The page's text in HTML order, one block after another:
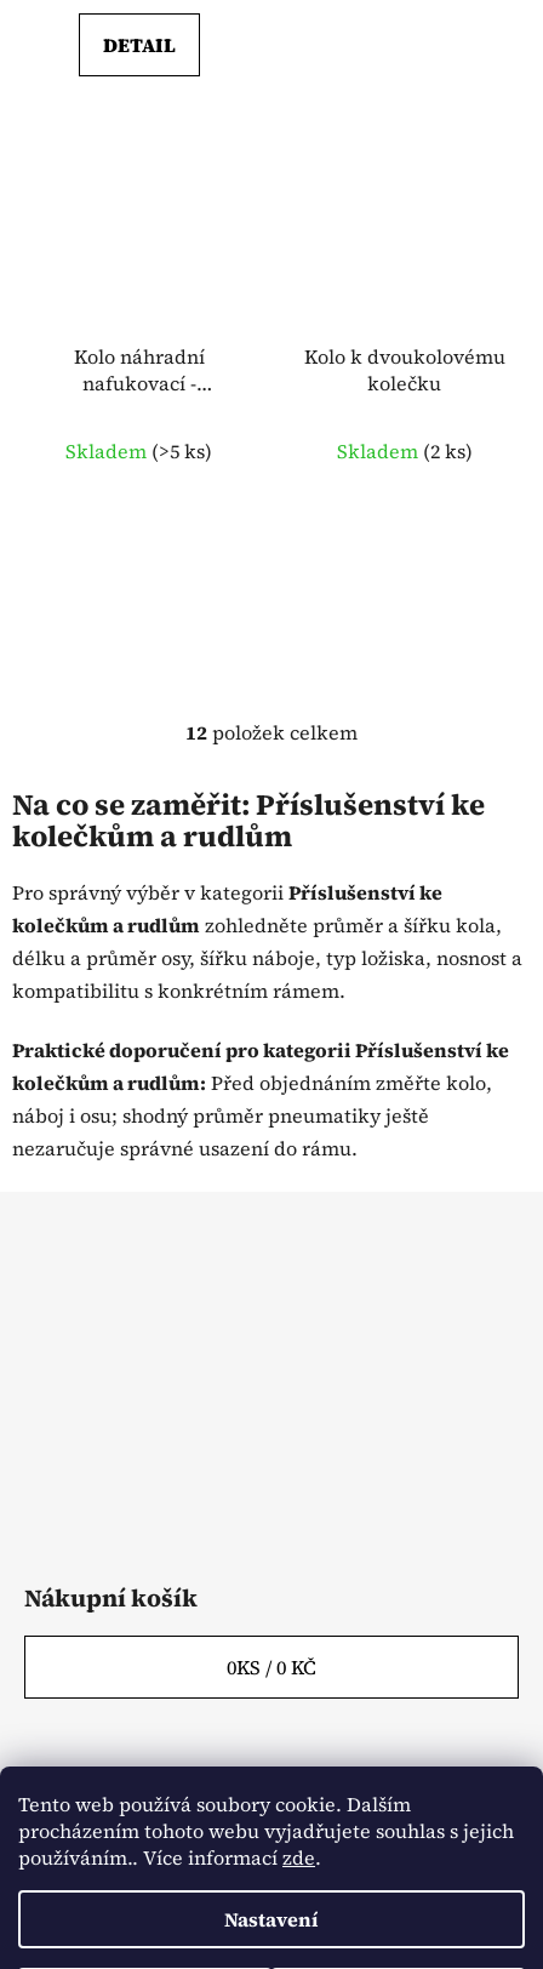
Tento web používá soubory cookie. Dalším
procházením tohoto webu vyjadřujete souhlas s jejich
používáním.. Více informacízde.
Nastavení
DETAIL
Kolo náhradní
nafukovací -
Skladem (>5 ks)
Kolo k dvoukolovému
kolečku
Skladem (2 ks)
O
l
á
d
a
c
í
p
r
k
y
v
ý
p
12položek celkem
Na co se zaměřit: Příslušenství ke
kolečkům a rudlům
Pro správný výběr v kategoriiPříslušenství ke
kolečkům a rudlůmzohledněte průměr a šířku kola,
délku a průměr osy, šířku náboje, typ ložiska, nosnost a
kompatibilitu s konkrétním rámem.
Praktické doporučení pro kategorii Příslušenství ke
kolečkům a rudlům: Před objednáním změřte kolo,
náboj i osu; shodný průměr pneumatiky ještě
nezaručuje správné usazení do rámu.
Nákupní košík
0KS /0 KČ
Webové stránky
Kontakty
Obchodní podmínky
Napište nám
Aktuality